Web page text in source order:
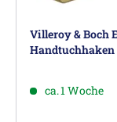
Villeroy & Boch
Handtuchhaken
ca. 1 Woche